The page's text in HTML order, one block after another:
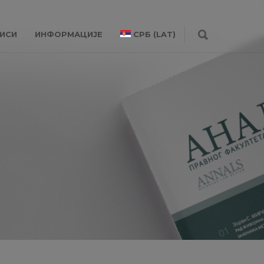
ИНФОРМАЦИЈЕ СРБ (LAT)